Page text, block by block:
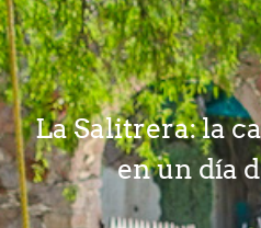
La Salitrera: la
en un día